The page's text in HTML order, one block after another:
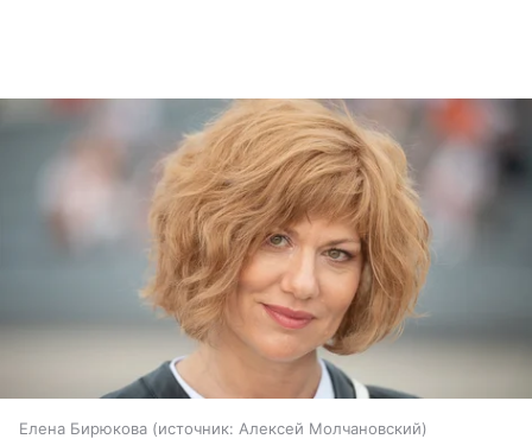
Елена Бирюкова источник: Алексей Молчановский